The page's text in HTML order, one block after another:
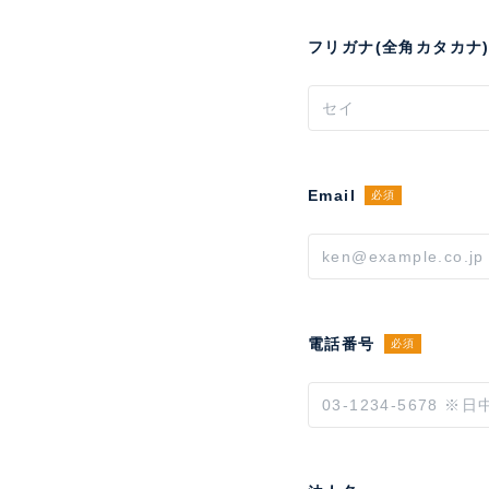
フリガナ(全角カタカナ)
Email 必須
電話番号 必須